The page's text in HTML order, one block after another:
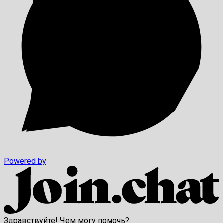
Powered by
Здравствуйте! Чем могу помочь?